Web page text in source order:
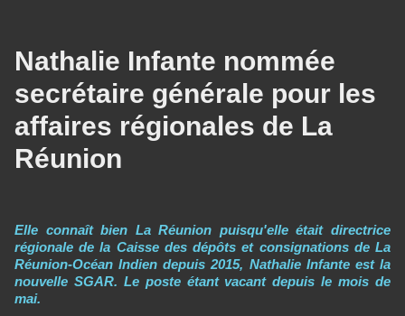
Nathalie Infante nommée
secrétaire générale pour les
affaires régionales de La
Réunion
Elle connaît bien La Réunion puisqu'elle était directrice
régionale de la Caisse des dépôts et consignations de La
Réunion-Océan Indien depuis 2015, Nathalie Infante est la
nouvelle SGAR. Le poste étant vacant depuis le mois de
mai.